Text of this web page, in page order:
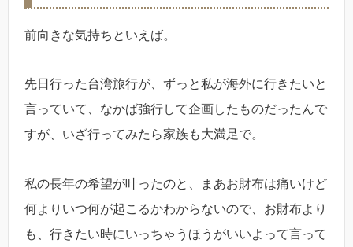
前向きな気持ちといえば。
先日行った台湾旅行が、ずっと私が海外に行きたいと
言っていて、なかば強行して企画したものだったんで
すが、いざ行ってみたら家族も大満足で。
私の長年の希望が叶ったのと、まあお財布は痛いけど
何よりいつ何が起こるかわからないので、お財布より
も、行きたい時にいっちゃうほうがいいよって言って